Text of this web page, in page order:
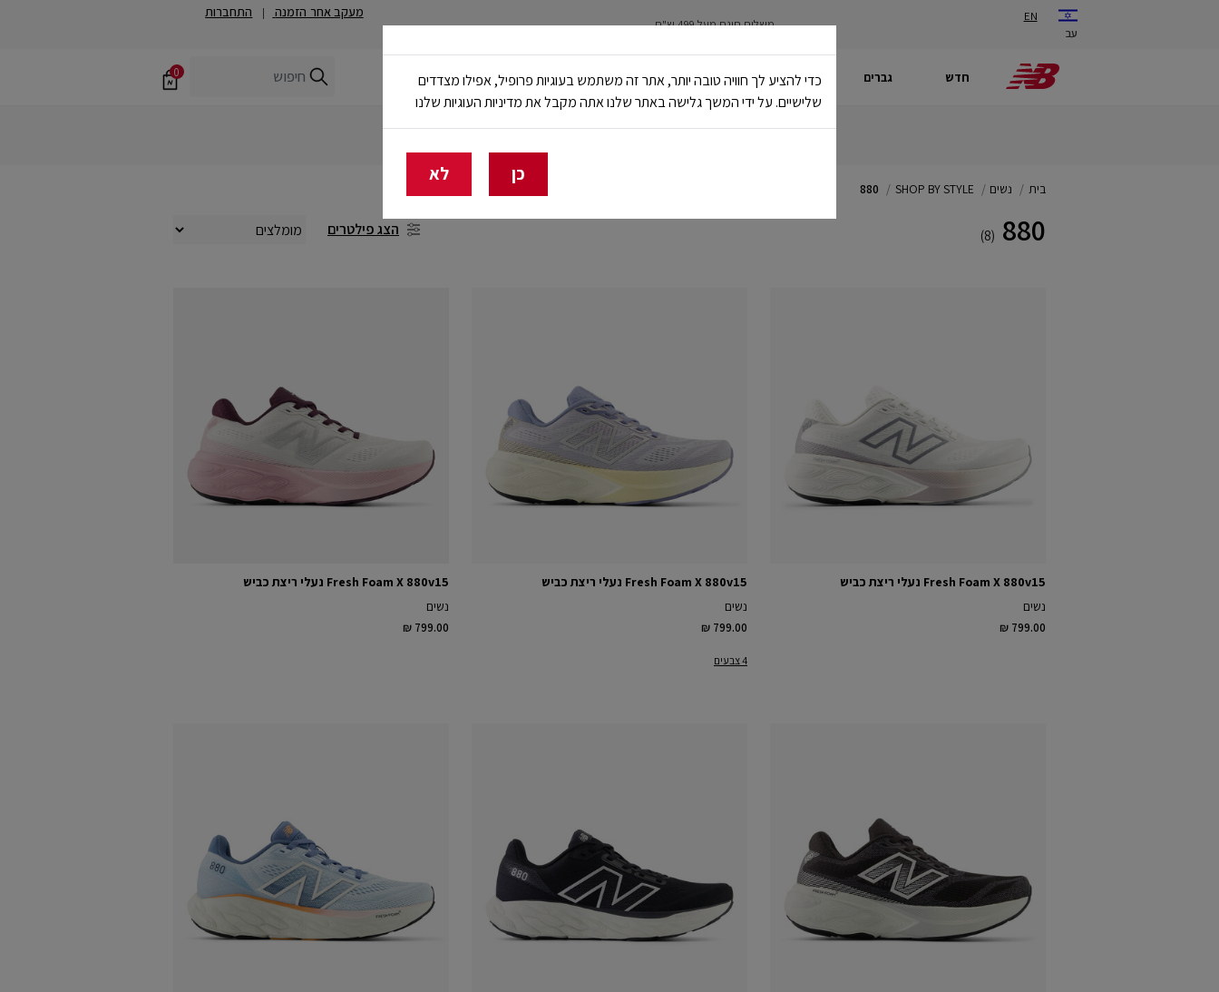
עב
EN
משלוח חינם מעל 499 ש"ח
מעקב אחר הזמנה | התחברות
חדש גברים נשים ילדים ריצה עבודה ובטיחות NB Club
0
🔥 20% הנחה על כל הביגוד באתר ובחנויות - לזמן מוגבל
בית נשים SHOP BY STYLE
880
880
(8) הצג פילטרים
Fresh Foam X 880v15 נעלי ריצת כביש
נשים
₪ 799.00
Fresh Foam X 880v15 נעלי ריצת כביש
נשים
₪ 799.00
4 צבעים
Fresh Foam X 880v15 נעלי ריצת כביש
נשים
₪ 799.00
כדי להציע לך חוויה טובה יותר, אתר זה משתמש בעוגיות פרופיל, אפילו מצדדים
שלישיים. על ידי המשך גלישה באתר שלנו אתה מקבל את מדיניות העוגיות שלנו
כן לא